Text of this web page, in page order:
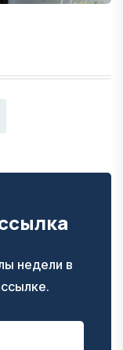
недели в